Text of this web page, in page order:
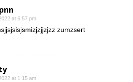
at 6:57 pm
zumzsert
at 1:15 am